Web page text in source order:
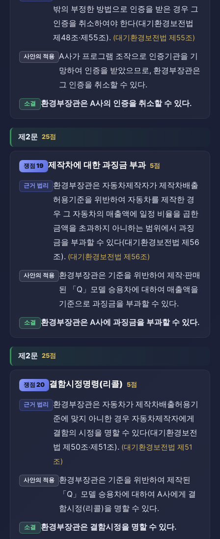
밖의 부정한 방법으로 인증을 받은 경우 그
인증을 취소하여야 한다(대기환경보전법
제48조·제55조). (대기환경보전법 제55조)
사안의 적용
A사가 프로그램 조작으로 인증기관을 기
망하여 인증을 받았으므로, 환경부장관은
그 인증을 취소할 수 있다.
소결 환경부장관은 A사의 인증을 취소할 수 있다.
제2문 25점
쟁점 19 제작차에 대한 과징금 부과 5점
근거 법리
환경부장관은 자동차제작자가 제작차배출
허용기준을 위반하여 자동차를 제작한 경
우 그 자동차의 매출액에 일정 비율을 곱한
금액을 초과하지 아니하는 범위에서 과징
금을 부과할 수 있다(대기환경보전법 제56
조). (대기환경보전법 제56조)
사안의 적용
환경부장관은 기준을 위반하여 제작·판매
된 「Q」모델 승용차에 대하여 매출액을
기준으로 과징금을 부과할 수 있다.
소결 환경부장관은 A사에 과징금을 부과할 수 있다.
제2문 25점
쟁점 20 결함시정명령(리콜) 5점
근거 법리
환경부장관은 자동차가 제작차배출허용기
준에 맞지 아니한 경우 자동차제작자에게
결함의 시정을 명할 수 있다(대기환경보전
법 제50조·제51조). (대기환경보전법 제51
조)
사안의 적용
환경부장관은 기준을 위반하여 제작된
「Q」모델 승용차에 대하여 A사에게 결
함시정(리콜)을 명할 수 있다.
소결 환경부장관은 결함시정을 명할 수 있다.